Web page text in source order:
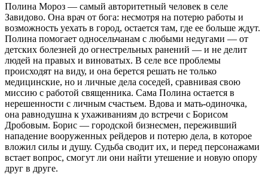
Полина Мороз — самый авторитетный человек в селе
Завидово. Она врач от бога: несмотря на потерю работы и
возможность уехать в город, остается там, где ее больше ждут.
Полина помогает односельчанам с любыми недугами — от
детских болезней до огнестрельных ранений — и не делит
людей на правых и виноватых. В селе все проблемы
происходят на виду, и она берется решать не только
медицинские, но и личные дела соседей, сравнивая свою
миссию с работой священника. Сама Полина остается в
нерешенности с личным счастьем. Вдова и мать-одиночка,
она равнодушна к ухаживаниям до встречи с Борисом
Дробовым. Борис — городской бизнесмен, переживший
нападение вооруженных рейдеров и потерю дела, в которое
вложил силы и душу. Судьба сводит их, и перед персонажами
встает вопрос, смогут ли они найти утешение и новую опору
друг в друге.